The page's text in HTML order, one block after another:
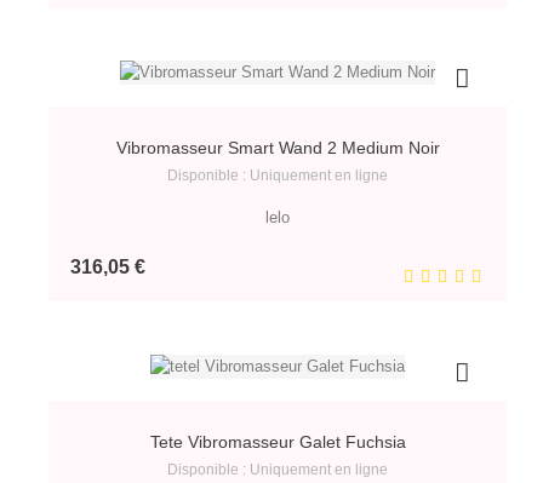
Vibromasseur Smart Wand 2 Medium Noir
Disponible : Uniquement en ligne
lelo
316,05 €Prix
Tete Vibromasseur Galet Fuchsia
Disponible : Uniquement en ligne